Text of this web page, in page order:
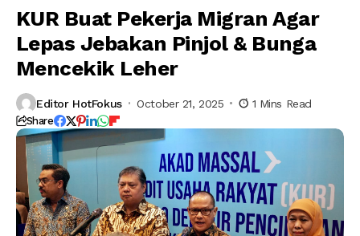
KUR Buat Pekerja Migran Agar
Lepas Jebakan Pinjol & Bunga
Mencekik Leher
Editor HotFokus October 21, 2025 1 Mins Read
Share